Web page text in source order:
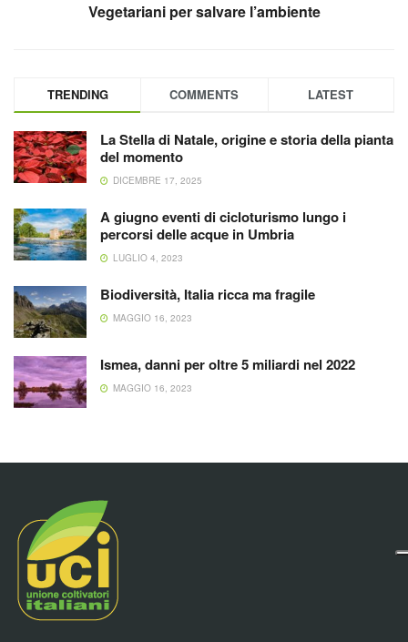
Vegetariani per salvare l’ambiente
TRENDING COMMENTS LATEST
La Stella di Natale, origine e storia della pianta
del momento
DICEMBRE 17, 2025
A giugno eventi di cicloturismo lungo i
percorsi delle acque in Umbria
LUGLIO 4, 2023
Biodiversità, Italia ricca ma fragile
MAGGIO 16, 2023
Ismea, danni per oltre 5 miliardi nel 2022
MAGGIO 16, 2023